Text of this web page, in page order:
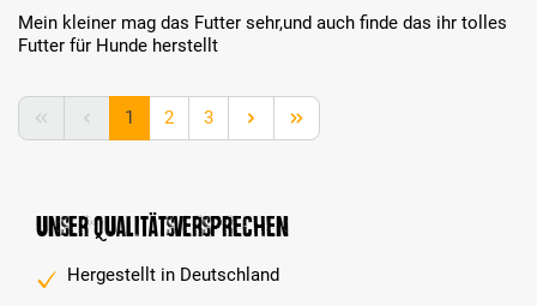
Mein kleiner mag das Futter sehr,und auch finde das ihr tolles
Futter für Hunde herstellt
Seite
1 Seite
2 Seite
3
Unser Qualitätsversprechen
Hergestellt in Deutschland